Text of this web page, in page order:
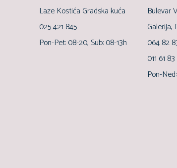
Laze Kostića Gradska kuća
025 421 845
Pon-Pet: 08-20, Sub: 08-13h
Bulevar
Galerija,
064 82
011 61
Pon-